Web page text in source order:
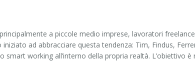
a piccole medio imprese, lavoratori
iniziato ad abbracciare questa tendenza: Tim, Findus,
working all’interno della propria realtà. L’obiettivo è